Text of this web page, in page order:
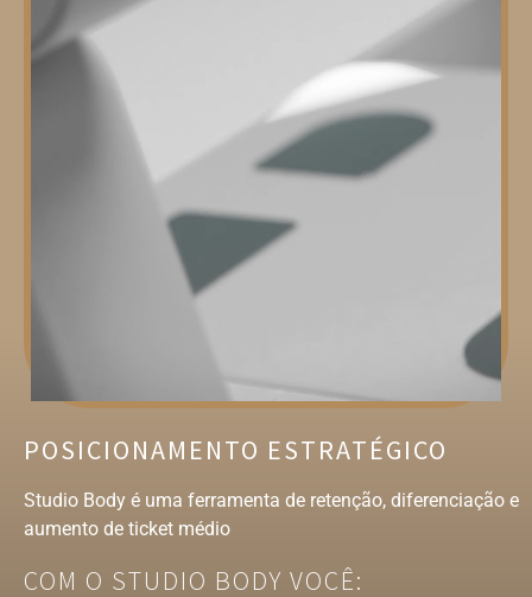
POSICIONAMENTO ESTRATÉGICO
Studio Body é uma ferramenta de retenção, diferenciação e
aumento de ticket médio
COM O STUDIO BODY VOCÊ: